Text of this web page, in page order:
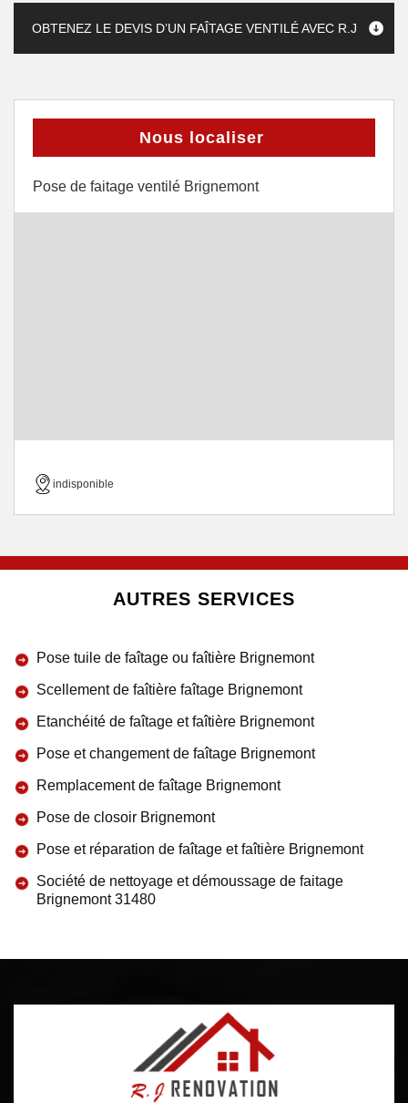
OBTENEZ LE DEVIS D’UN FAÎTAGE VENTILÉ AVEC R.J
Nous localiser
Pose de faitage ventilé Brignemont
indisponible
AUTRES SERVICES
Pose tuile de faîtage ou faîtière Brignemont
Scellement de faîtière faîtage Brignemont
Etanchéité de faîtage et faîtière Brignemont
Pose et changement de faîtage Brignemont
Remplacement de faîtage Brignemont
Pose de closoir Brignemont
Pose et réparation de faîtage et faîtière Brignemont
Société de nettoyage et démoussage de faitage
Brignemont 31480